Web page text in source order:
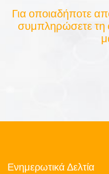
Για οποιαδήποτε
συμπληρώσετε τη
Ενημερωτικά Δελτία